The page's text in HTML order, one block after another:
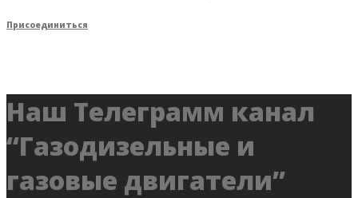
Присоединиться
Наш Телеграмм канал
“Газодизельные и
газовые двигатели”